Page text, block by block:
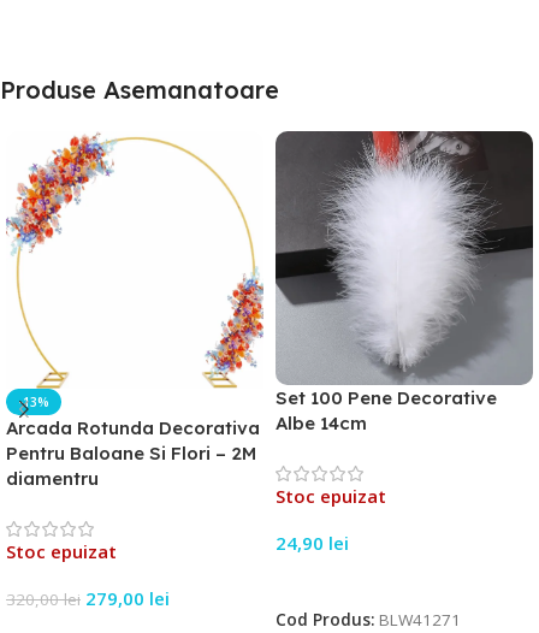
Produse Asemanatoare
-13%
Arcada Rotunda Decorativa
Pentru Baloane Si Flori – 2M
diamentru
Stoc epuizat
320,00lei 279,00 lei
Set 100 Pene Decorative
Albe 14cm
Stoc epuizat
24,90 lei
Cod Produs: BLW41271